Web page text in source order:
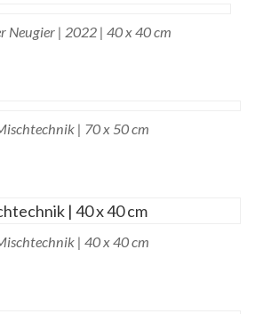
Neugier | 2022 | 40 x 40 cm
| 70 x 50 cm
| 40 x 40 cm